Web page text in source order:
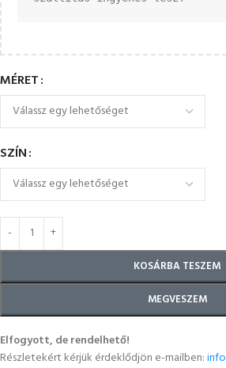
MÉRET
SZÍN
KOSÁRBA TESZEM
MEGVESZEM
Elfogyott, de rendelhető!
Részletekért kérjük érdeklődjön e-mailben: